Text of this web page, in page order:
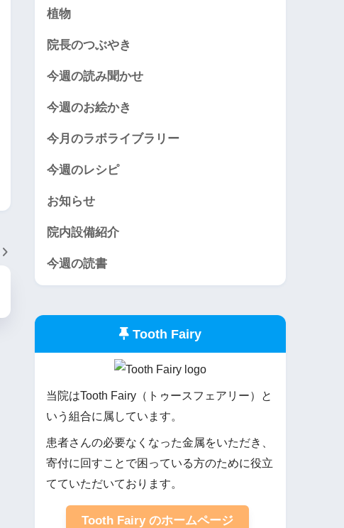
植物
院長のつぶやき
今週の読み聞かせ
今週のお絵かき
今月のラボライブラリー
今週のレシピ
お知らせ
院内設備紹介
今週の読書
Tooth Fairy
当院はTooth Fairy（トゥースフェアリー）と
いう組合に属しています。
患者さんの必要なくなった金属をいただき、
寄付に回すことで困っている方のために役立
てていただいております。
Tooth Fairy のホームページ